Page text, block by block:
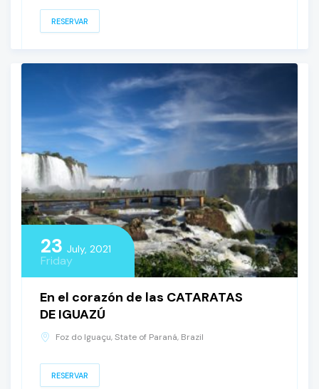
RESERVAR
23 July, 2021
Friday
En el corazón de las CATARATAS
DE IGUAZÚ
Foz do Iguaçu, State of Paraná, Brazil
RESERVAR